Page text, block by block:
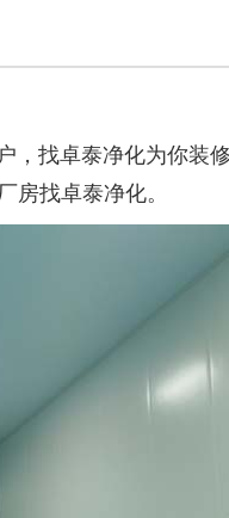
找卓泰净化为你装
房找卓泰净化。